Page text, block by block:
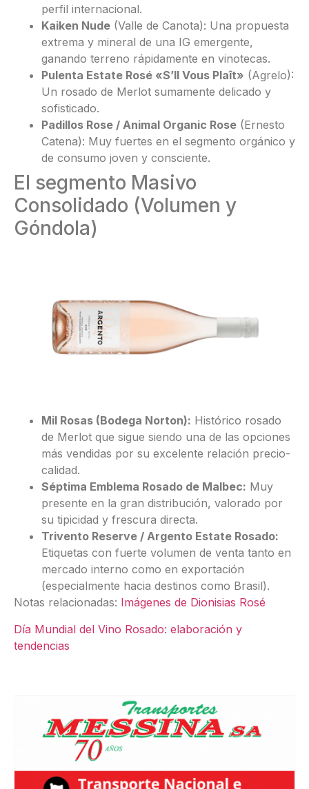
perfil internacional.
Kaiken Nude (Valle de Canota): Una propuesta
extrema y mineral de una IG emergente,
ganando terreno rápidamente en vinotecas.
Pulenta Estate Rosé «S’Il Vous Plaît» (Agrelo):
Un rosado de Merlot sumamente delicado y
sofisticado.
Padillos Rose / Animal Organic Rose (Ernesto
Catena): Muy fuertes en el segmento orgánico y
de consumo joven y consciente.
El segmento Masivo
Consolidado (Volumen y
Góndola)
Mil Rosas (Bodega Norton): Histórico rosado
de Merlot que sigue siendo una de las opciones
más vendidas por su excelente relación precio-
calidad.
Séptima Emblema Rosado de Malbec: Muy
presente en la gran distribución, valorado por
su tipicidad y frescura directa.
Trivento Reserve / Argento Estate Rosado:
Etiquetas con fuerte volumen de venta tanto en
mercado interno como en exportación
(especialmente hacia destinos como Brasil).
Notas relacionadas: Imágenes de Dionisias Rosé
Día Mundial del Vino Rosado: elaboración y
tendencias